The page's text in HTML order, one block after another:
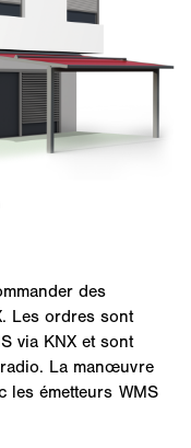
des
Les ordres sont
via KNX et sont
La manœuvre
les émetteurs WMS